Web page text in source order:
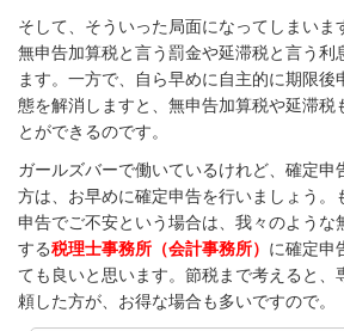
そして、そういった局面になってしまいま
無申告加算税と言う罰金や延滞税と言う利
ます。一方で、自ら早めに自主的に期限後
態を解消しますと、無申告加算税や延滞税
とができるのです。
ガールズバーで働いているけれど、確定申
方は、お早めに確定申告を行いましょう。
申告でご不安という場合は、我々のような
する税理士事務所（会計事務所） に確定申
ても良いと思います。節税まで考えると、
頼した方が、お得な場合も多いですので。